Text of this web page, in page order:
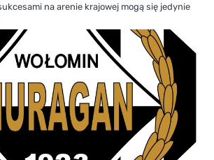
na arenie krajowej mogą się jedynie